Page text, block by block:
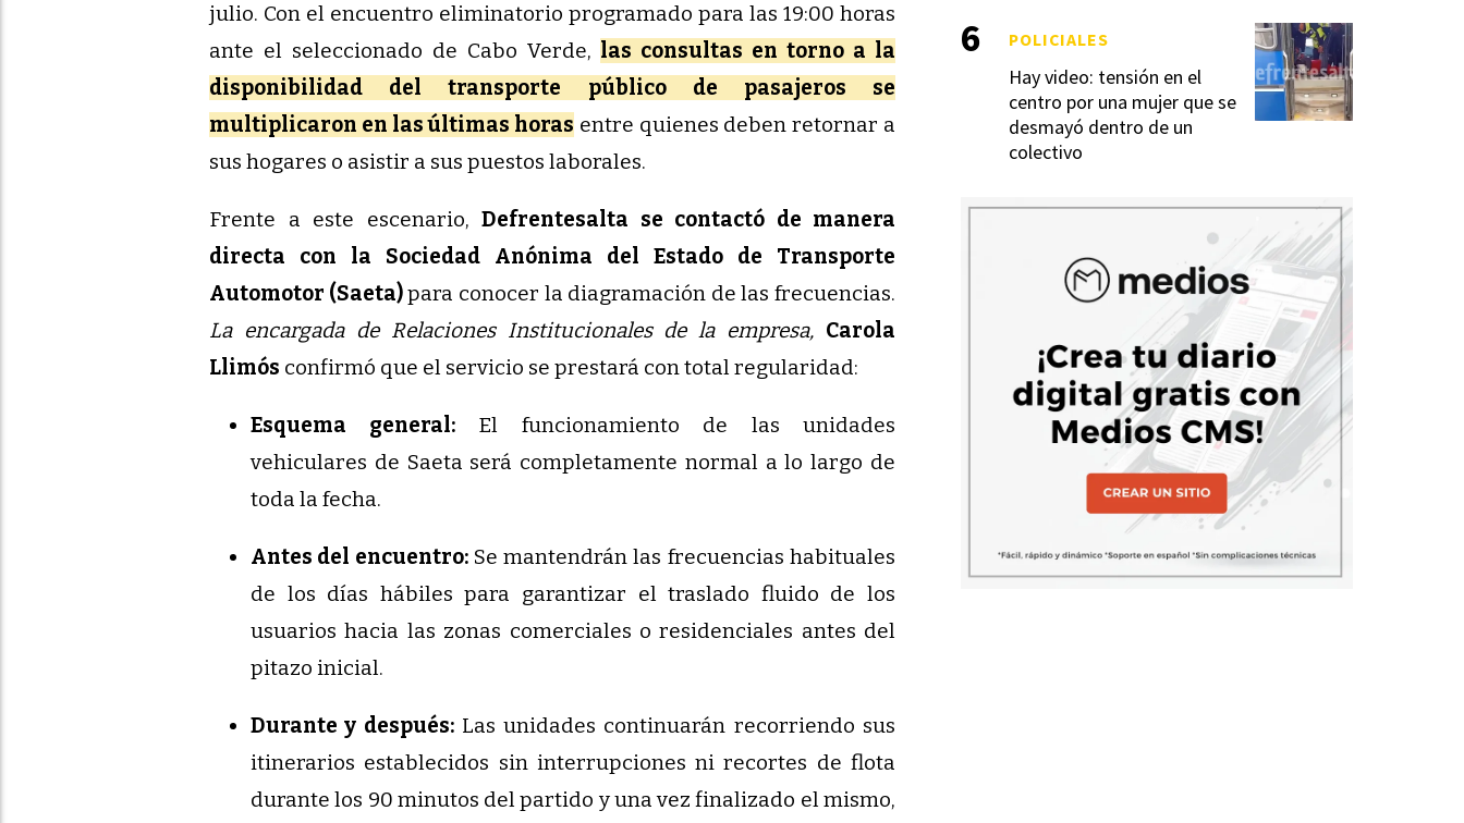
julio. Con el encuentro eliminatorio programado para las 19:00 horas
ante el seleccionado de Cabo Verde, las consultas en torno a la
disponibilidad del transporte público de pasajeros se
multiplicaron en las últimas horas entre quienes deben retornar a
sus hogares o asistir a sus puestos laborales.
Frente a este escenario, Defrentesalta se contactó de manera
directa con la Sociedad Anónima del Estado de Transporte
Automotor (Saeta)para conocer la diagramación de las frecuencias.
La encargada de Relaciones Institucionales de la empresa, Carola
Llimós confirmó que el servicio se prestará con total regularidad:
Esquema general:El funcionamiento de las unidades
vehiculares de Saeta será completamente normal a lo largo de
toda la fecha.
Antes del encuentro:Se mantendrán las frecuencias habituales
de los días hábiles para garantizar el traslado fluido de los
usuarios hacia las zonas comerciales o residenciales antes del
pitazo inicial.
Durante y después:Las unidades continuarán recorriendo sus
itinerarios establecidos sin interrupciones ni recortes de flota
durante los 90 minutos del partido y una vez finalizado el mismo,
Hay video: tensión en el
centro por una mujer que se
desmayó dentro de un
colectivo
POLICIALES